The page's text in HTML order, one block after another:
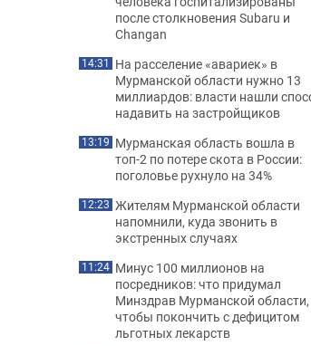
после столкновения Subaru и
Changan
14:31 На расселение «авариек» в
Мурманской области нужно 13
миллиардов: власти нашли
надавить на застройщиков
13:19 Мурманская область вошла в
топ-2 по потере скота в России:
поголовье рухнуло на 34%
12:23 Жителям Мурманской области
напомнили, куда звонить в
экстренных случаях
11:24 Минус 100 миллионов на
посредников: что придумал
Минздрав Мурманской области,
чтобы покончить с дефицитом
льготных лекарств